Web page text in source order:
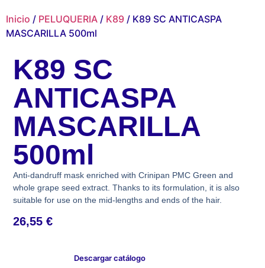
Inicio / PELUQUERIA / K89 / K89 SC ANTICASPA
MASCARILLA 500ml
K89 SC
ANTICASPA
MASCARILLA
500ml
Anti-dandruff mask enriched with Crinipan PMC Green and
whole grape seed extract. Thanks to its formulation, it is also
suitable for use on the mid-lengths and ends of the hair.
26,55€
Descargar catálogo